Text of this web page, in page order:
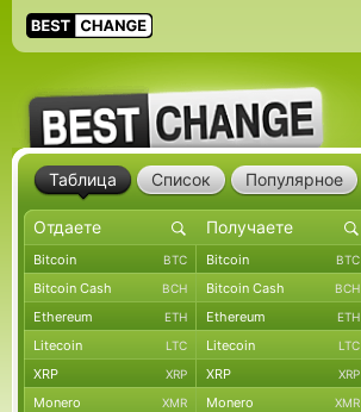
Таблица Список Популярное
Bitcoin BTC Bitcoin BTC
Bitcoin Cash BCH Bitcoin Cash BCH
Ethereum ETH Ethereum ETH
Litecoin LTC Litecoin LTC
XRP XRP XRP XRP
Monero XMR Monero XMR